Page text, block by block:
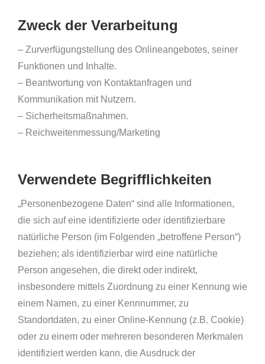
Zweck der Verarbeitung
– Zurverfügungstellung des Onlineangebotes, seiner
Funktionen und Inhalte.
– Beantwortung von Kontaktanfragen und
Kommunikation mit Nutzern.
– Sicherheitsmaßnahmen.
– Reichweitenmessung/Marketing
Verwendete Begrifflichkeiten
„Personenbezogene Daten“ sind alle Informationen,
die sich auf eine identifizierte oder identifizierbare
natürliche Person (im Folgenden „betroffene Person“)
beziehen; als identifizierbar wird eine natürliche
Person angesehen, die direkt oder indirekt,
insbesondere mittels Zuordnung zu einer Kennung wie
einem Namen, zu einer Kennnummer, zu
Standortdaten, zu einer Online-Kennung (z.B. Cookie)
oder zu einem oder mehreren besonderen Merkmalen
identifiziert werden kann, die Ausdruck der